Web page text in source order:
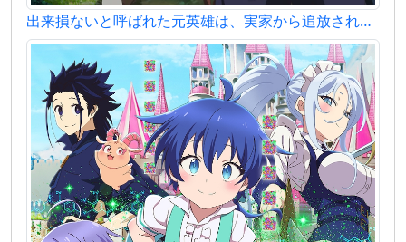
出来損ないと呼ばれた元英雄は、実家から追放されたので好き勝手に生きることにした